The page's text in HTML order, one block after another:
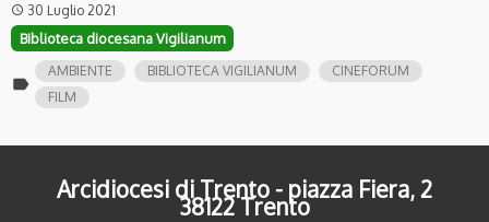
access_time 30 Luglio 2021
Biblioteca diocesana Vigilianum
label
AMBIENTE BIBLIOTECA VIGILIANUM
CINEFORUM
FILM
Arcidiocesi di Trento - piazza Fiera, 2
38122 Trento